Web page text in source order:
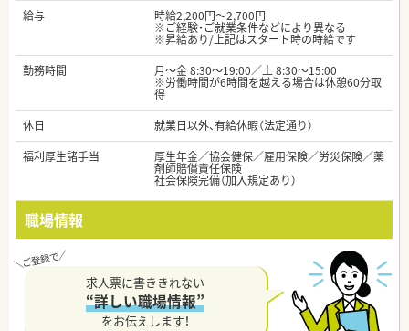
給与
時給2,200円～2,700円
※ご経験・ご就業条件などにより異なる
※昇給あり/上記はスタート時の時給です
勤務時間
月～金 8:30～19:00／土 8:30～15:00
※労働時間が6時間を越える場合は休憩60分取
得
休日
就業日以外、有給休暇（法定通り）
福利厚生諸手当
厚生年金／協会健保／雇用保険／労災保険／薬
剤師賠償責任保険
社会保険完備（加入規定あり）
職場情報
求人票に書ききれない
“詳しい職場情報”
をお伝えします！